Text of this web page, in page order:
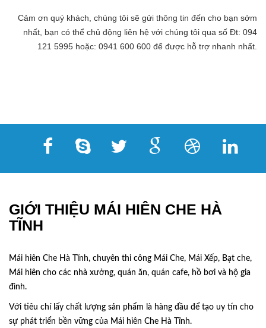
Cảm ơn quý khách, chúng tôi sẽ gửi thông tin đến cho bạn sớm
nhất, bạn có thể chủ động liên hệ với chúng tôi qua số Đt: 094
121 5995 hoặc: 0941 600 600 để được hỗ trợ nhanh nhất.
GIỚI THIỆU MÁI HIÊN CHE HÀ
TĨNH
Mái hiên Che Hà Tĩnh, chuyên thi công Mái Che, Mái Xếp, Bạt che,
Mái hiên cho các nhà xưởng, quán ăn, quán cafe, hồ bơi và hộ gia
đình.
Với tiêu chí lấy chất lượng sản phẩm là hàng đầu để tạo uy tín cho
sự phát triển bền vững của Mái hiên Che Hà Tĩnh.